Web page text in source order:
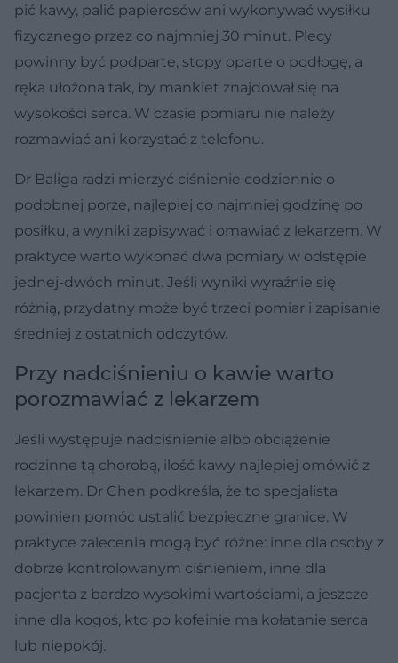
pić kawy, palić papierosów ani wykonywać wysiłku
fizycznego przez co najmniej 30 minut. Plecy
powinny być podparte, stopy oparte o podłogę, a
ręka ułożona tak, by mankiet znajdował się na
wysokości serca. W czasie pomiaru nie należy
rozmawiać ani korzystać z telefonu.
Dr Baliga radzi mierzyć ciśnienie codziennie o
podobnej porze, najlepiej co najmniej godzinę po
posiłku, a wyniki zapisywać i omawiać z lekarzem. W
praktyce warto wykonać dwa pomiary w odstępie
jednej-dwóch minut. Jeśli wyniki wyraźnie się
różnią, przydatny może być trzeci pomiar i zapisanie
średniej z ostatnich odczytów.
Przy nadciśnieniu o kawie warto
porozmawiać z lekarzem
Jeśli występuje nadciśnienie albo obciążenie
rodzinne tą chorobą, ilość kawy najlepiej omówić z
lekarzem. Dr Chen podkreśla, że to specjalista
powinien pomóc ustalić bezpieczne granice. W
praktyce zalecenia mogą być różne: inne dla osoby z
dobrze kontrolowanym ciśnieniem, inne dla
pacjenta z bardzo wysokimi wartościami, a jeszcze
inne dla kogoś, kto po kofeinie ma kołatanie serca
lub niepokój.